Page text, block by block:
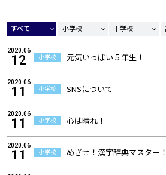
すべて 小学校 中学校
2020.06
12 小学校 元気いっぱい５年生！
2020.06
11 小学校 SNSについて
2020.06
11 小学校 心は晴れ！
2020.06
11 小学校 めざせ！漢字辞典マスター！